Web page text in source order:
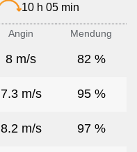
10 h 05 min
Angin Mendung
8 m/s 82 %
7.3 m/s 95 %
8.2 m/s 97 %